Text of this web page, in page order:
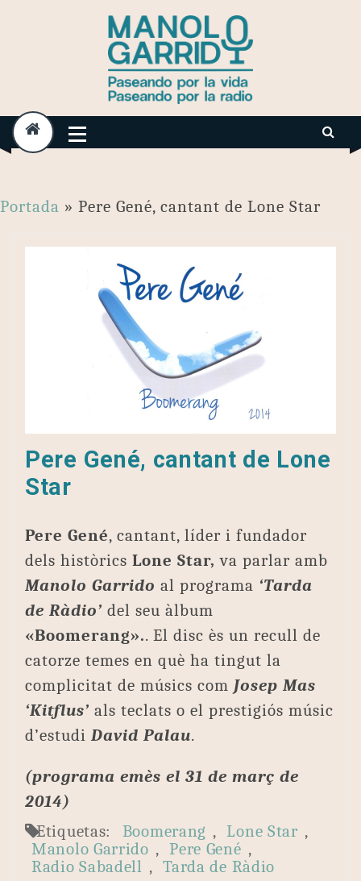
Portada » Pere Gené, cantant de Lone Star
Pere Gené, cantant de Lone
Star
Pere Gené, cantant, líder i fundador
dels històrics Lone Star, va parlar amb
Manolo Garrido al programa ‘Tarda
de Ràdio’ del seu àlbum
«Boomerang».. El disc ès un recull de
catorze temes en què ha tingut la
complicitat de músics com Josep Mas
‘Kitflus’ als teclats o el prestigiós músic
d’estudi David Palau.
(programa emès el 31 de març de
2014)
Etiquetas:
Boomerang , Lone Star ,
Manolo Garrido , Pere Gené ,
Radio Sabadell , Tarda de Ràdio